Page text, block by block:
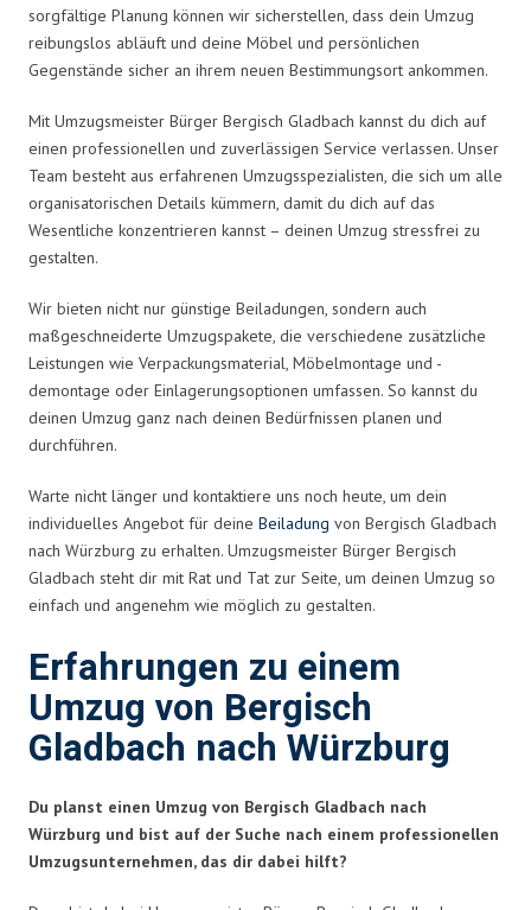
sorgfältige Planung können wir sicherstellen, dass dein Umzug
reibungslos abläuft und deine Möbel und persönlichen
Gegenstände sicher an ihrem neuen Bestimmungsort ankommen.
Mit Umzugsmeister Bürger Bergisch Gladbach kannst du dich auf
einen professionellen und zuverlässigen Service verlassen. Unser
Team besteht aus erfahrenen Umzugsspezialisten, die sich um alle
organisatorischen Details kümmern, damit du dich auf das
Wesentliche konzentrieren kannst – deinen Umzug stressfrei zu
gestalten.
Wir bieten nicht nur günstige Beiladungen, sondern auch
maßgeschneiderte Umzugspakete, die verschiedene zusätzliche
Leistungen wie Verpackungsmaterial, Möbelmontage und -
demontage oder Einlagerungsoptionen umfassen. So kannst du
deinen Umzug ganz nach deinen Bedürfnissen planen und
durchführen.
Warte nicht länger und kontaktiere uns noch heute, um dein
individuelles Angebot für deine Beiladung von Bergisch Gladbach
nach Würzburg zu erhalten. Umzugsmeister Bürger Bergisch
Gladbach steht dir mit Rat und Tat zur Seite, um deinen Umzug so
einfach und angenehm wie möglich zu gestalten.
Erfahrungen zu einem
Umzug von Bergisch
Gladbach nach Würzburg
Du planst einen Umzug von Bergisch Gladbach nach
Würzburg und bist auf der Suche nach einem professionellen
Umzugsunternehmen, das dir dabei hilft?